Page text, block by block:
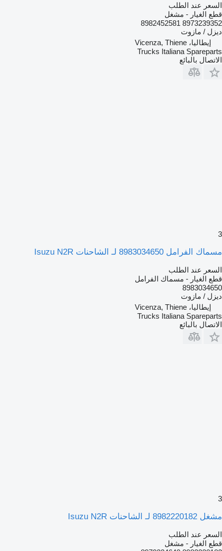
السعر عند الطلب
قطع الغيار - مشغل
8973239352 8982452581
ديزل / مازوت
إيطاليا، Vicenza, Thiene
Trucks Italiana Spareparts
الاتصال بالبائع
3
مسماك الفرامل 8983034650 لـ الشاحنات Isuzu N2R
السعر عند الطلب
قطع الغيار - مسماك الفرامل
8983034650
ديزل / مازوت
إيطاليا، Vicenza, Thiene
Trucks Italiana Spareparts
الاتصال بالبائع
3
مشغل 8982220182 لـ الشاحنات Isuzu N2R
السعر عند الطلب
قطع الغيار - مشغل